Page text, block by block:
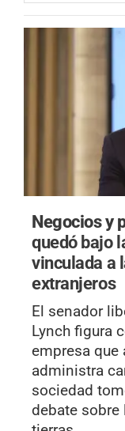
Negocios y
quedó bajo
vinculada a
extranjeros
El senador
Lynch figura
empresa que
administra
sociedad
debate sobre